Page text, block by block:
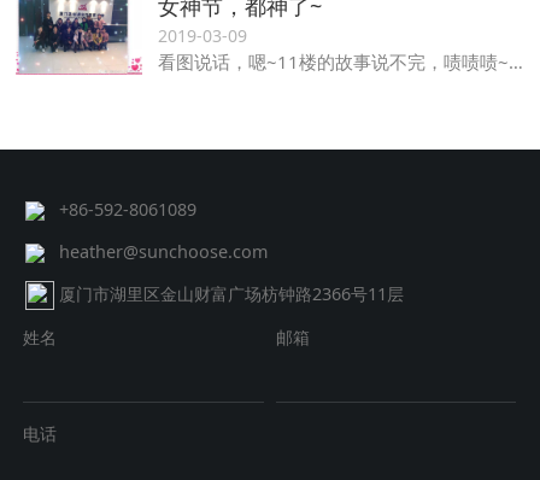
女神节，都神了~
2019-03-09
看图说话，嗯~11楼的故事说不完，啧啧啧~~~
+86-592-8061089
heather@sunchoose.com
厦门市湖里区金山财富广场枋钟路2366号11层
姓名
邮箱
电话